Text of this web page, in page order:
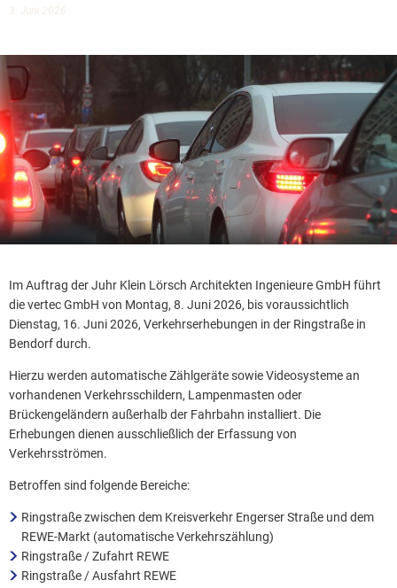
3. Juni 2026
Im Auftrag der Juhr Klein Lörsch Architekten Ingenieure GmbH führt
die vertec GmbH von Montag, 8. Juni 2026, bis voraussichtlich
Dienstag, 16. Juni 2026, Verkehrserhebungen in der Ringstraße in
Bendorf durch.
Hierzu werden automatische Zählgeräte sowie Videosysteme an
vorhandenen Verkehrsschildern, Lampenmasten oder
Brückengeländern außerhalb der Fahrbahn installiert. Die
Erhebungen dienen ausschließlich der Erfassung von
Verkehrsströmen.
Betroffen sind folgende Bereiche:
Ringstraße zwischen dem Kreisverkehr Engerser Straße und dem
REWE-Markt (automatische Verkehrszählung)
Ringstraße / Zufahrt REWE
Ringstraße / Ausfahrt REWE